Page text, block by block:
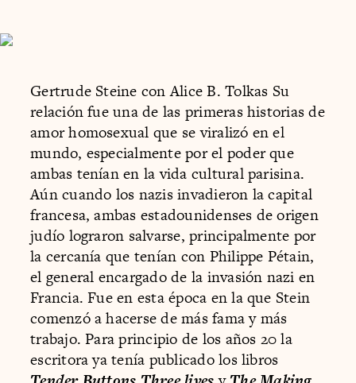
Gertrude Steine con Alice B. Tolkas Su
relación fue una de las primeras historias de
amor homosexual que se viralizó en el
mundo, especialmente por el poder que
ambas tenían en la vida cultural parisina.
Aún cuando los nazis invadieron la capital
francesa, ambas estadounidenses de origen
judío lograron salvarse, principalmente por
la cercanía que tenían con Philippe Pétain,
el general encargado de la invasión nazi en
Francia. Fue en esta época en la que Stein
comenzó a hacerse de más fama y más
trabajo. Para principio de los años 20 la
escritora ya tenía publicado los libros